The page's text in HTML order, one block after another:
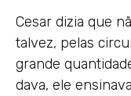
Cesar dizia que
talvez, pelas
grande
dava, ele